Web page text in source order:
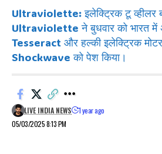
Ultraviolette: इलेक्ट्रिक टू व्हीलर
Ultraviolette ने बुधवार को भारत में
Tesseract और हल्की इलेक्ट्रिक
Shockwave को पेश किया।
05/03/2025 8:13 PM
LIVE INDIA NEWS 1 year ago